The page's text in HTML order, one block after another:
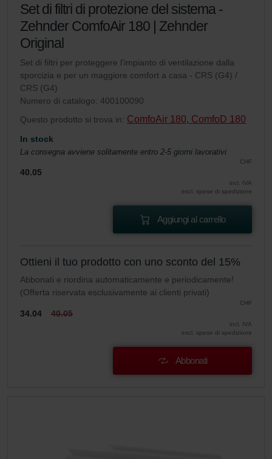
Set di filtri di protezione del sistema -
Zehnder ComfoAir 180 | Zehnder
Original
Set di filtri per proteggere l’impianto di ventilazione dalla
sporcizia e per un maggiore comfort a casa - CRS (G4) /
CRS (G4)
Numero di catalogo: 400100090
Questo prodotto si trova in: ComfoAir 180, ComfoD 180
In stock
La consegna avviene solitamente entro 2-5 giorni lavorativi
CHF
40.05
incl. IVA
escl. spese di spedizione
Aggiungi al carrello
Ottieni il tuo prodotto con uno sconto del 15%
Abbonati e riordina automaticamente e periodicamente!
(Offerta riservata esclusivamente ai clienti privati)
CHF
34.04 40.05
incl. IVA
escl. spese di spedizione
Abbonati